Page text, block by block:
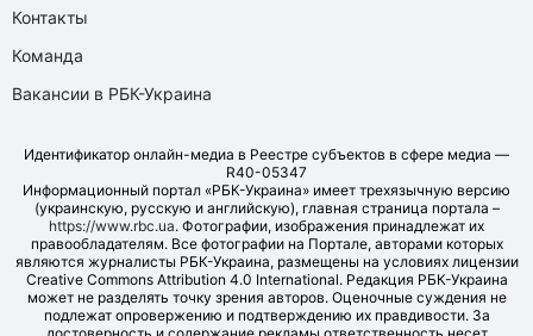
Контакты
Команда
Вакансии в РБК-Украина
Идентификатор онлайн-медиа в Реестре субъектов в сфере медиа —
R40-05347
Информационный портал «РБК-Украина» имеет трехязычную версию
(украинскую, русскую и английскую), главная страница портала –
https://www.rbc.ua. Фотографии, изображения принадлежат их
правообладателям. Все фотографии на Портале, авторами которых
являются журналисты РБК-Украина, размещены на условиях лицензии
Creative Commons Attribution 4.0 International. Редакция РБК-Украина
может не разделять точку зрения авторов. Оценочные суждения не
подлежат опровержению и подтверждению их правдивости. За